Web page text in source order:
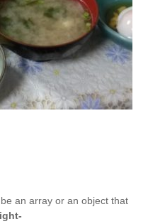
an array or an object that